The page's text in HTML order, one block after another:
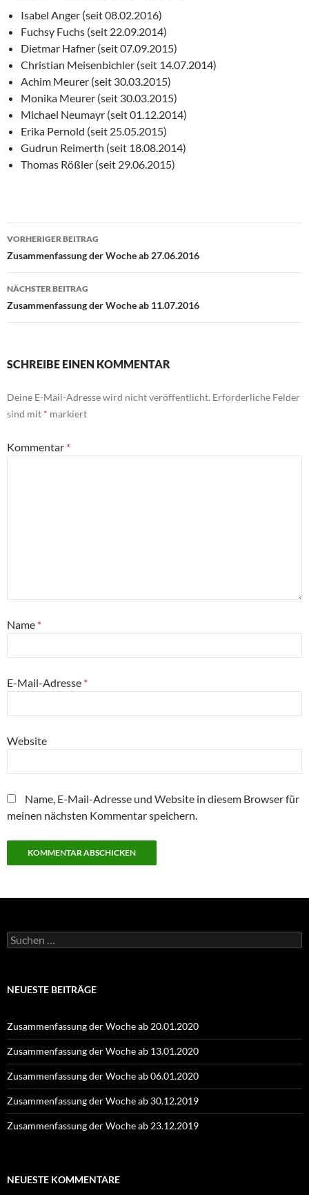
Isabel Anger (seit 08.02.2016)
Fuchsy Fuchs (seit 22.09.2014)
Dietmar Hafner (seit 07.09.2015)
Christian Meisenbichler (seit 14.07.2014)
Achim Meurer (seit 30.03.2015)
Monika Meurer (seit 30.03.2015)
Michael Neumayr (seit 01.12.2014)
Erika Pernold (seit 25.05.2015)
Gudrun Reimerth (seit 18.08.2014)
Thomas Rößler (seit 29.06.2015)
Beitragsnavigation
VORHERIGER BEITRAG
Zusammenfassung der Woche ab 27.06.2016
NÄCHSTER BEITRAG
Zusammenfassung der Woche ab 11.07.2016
SCHREIBE EINEN KOMMENTAR
Deine E-Mail-Adresse wird nicht veröffentlicht. Erforderliche Felder
sind mit * markiert
Kommentar *
Name *
E-Mail-Adresse *
Website
Name, E-Mail-Adresse und Website in diesem Browser für
meinen nächsten Kommentar speichern.
Suchen
nach:
NEUESTE BEITRÄGE
Zusammenfassung der Woche ab 20.01.2020
Zusammenfassung der Woche ab 13.01.2020
Zusammenfassung der Woche ab 06.01.2020
Zusammenfassung der Woche ab 30.12.2019
Zusammenfassung der Woche ab 23.12.2019
NEUESTE KOMMENTARE